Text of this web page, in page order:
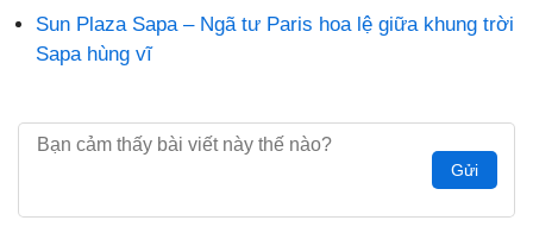
Sun Plaza Sapa – Ngã tư Paris hoa lệ giữa khung trời
Sapa hùng vĩ
Gửi